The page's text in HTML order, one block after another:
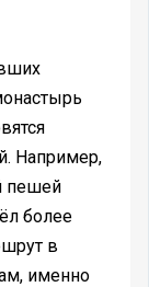
Например,
пешей
более
в
именно